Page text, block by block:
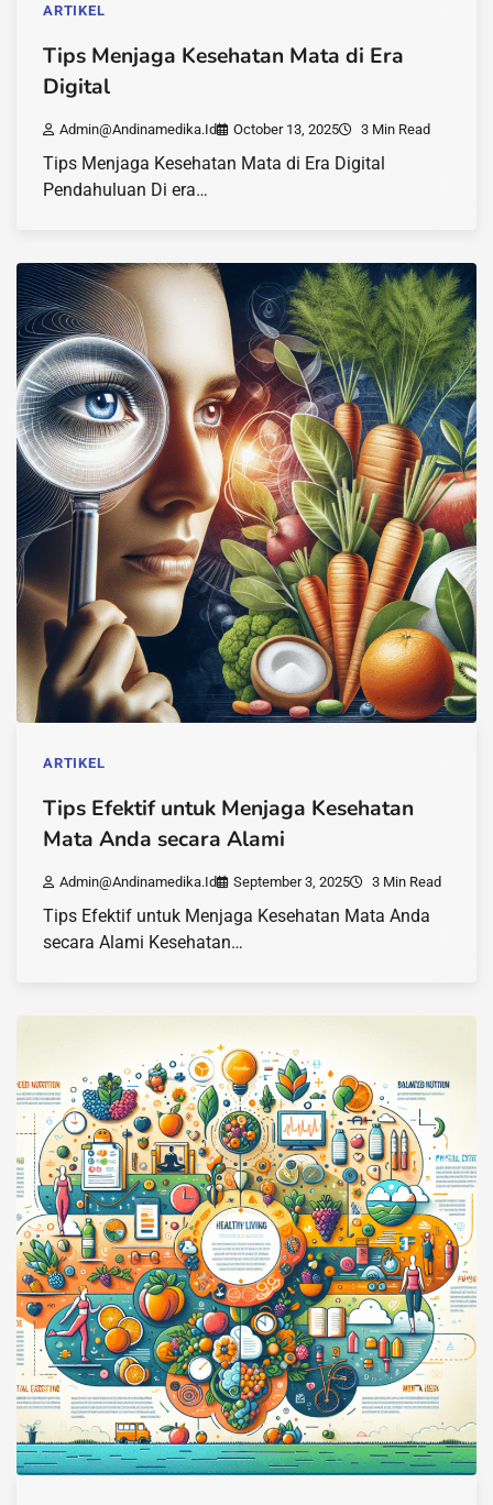
ARTIKEL
Tips Menjaga Kesehatan Mata di Era
Digital
Admin@andinamedika.id October 13, 2025 3 Min Read
Tips Menjaga Kesehatan Mata di Era Digital
Pendahuluan Di era…
ARTIKEL
Tips Efektif untuk Menjaga Kesehatan
Mata Anda secara Alami
Admin@andinamedika.id September 3, 2025 3 Min Read
Tips Efektif untuk Menjaga Kesehatan Mata Anda
secara Alami Kesehatan…